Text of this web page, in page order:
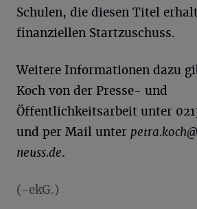
Schulen, die diesen Titel
finanziellen Startzuschuss.
Weitere Informationen dazu
Koch von der Presse- und
Öffentlichkeitsarbeit unter
und per Mail unter
neuss.de.
(-ekG.)